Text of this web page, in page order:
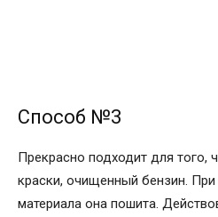
Способ №3
Прекрасно подходит для того,
краски, очищенный бензин.
материала она пошита.